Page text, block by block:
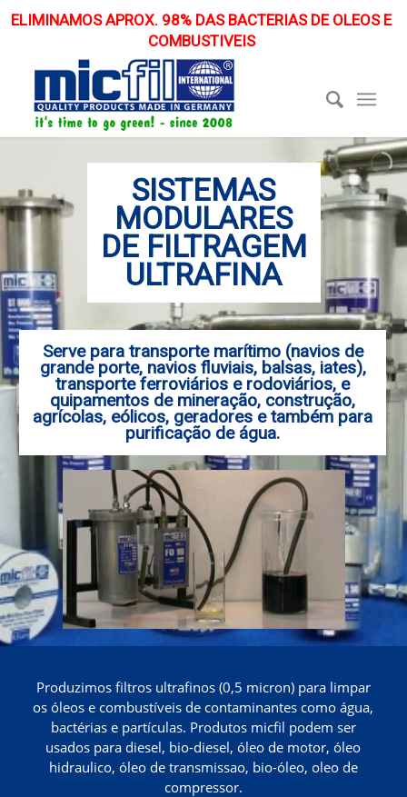
ELIMINAMOS APROX. 98% DAS BACTERIAS DE OLEOS E
COMBUSTIVEIS
SISTEMAS
MODULARES
DE FILTRAGEM
ULTRAFINA
Serve para transporte marítimo (navios de
grande porte, navios fluviais, balsas, iates),
transporte ferroviários e rodoviários, e
quipamentos de mineração, construção,
agrícolas, eólicos, geradores e também para
purificação de água.
Produzimos filtros ultrafinos (0,5 micron) para limpar
os óleos e combustíveis de contaminantes como água,
bactérias e partículas. Produtos micfil podem ser
usados para diesel, bio-diesel, óleo de motor, óleo
hidraulico, óleo de transmissao, bio-óleo, oleo de
compressor.